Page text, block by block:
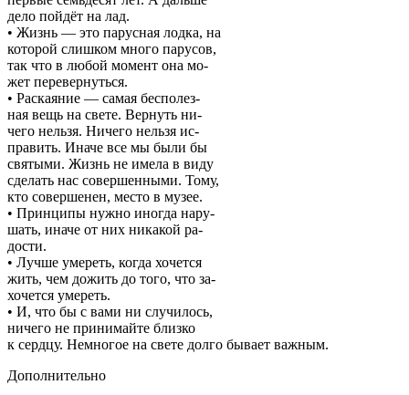
дело пойдёт на лад.
• Жизнь — это парусная лодка, на
которой слишком много парусов,
так что в любой момент она мо-
жет перевернуться.
• Раскаяние — самая бесполез-
ная вещь на свете. Вернуть ни-
чего нельзя. Ничего нельзя ис-
править. Иначе все мы были бы
святыми. Жизнь не имела в виду
сделать нас совершенными. Тому,
кто совершенен, место в музее.
• Принципы нужно иногда нару-
шать, иначе от них никакой ра-
дости.
• Лучше умереть, когда хочется
жить, чем дожить до того, что за-
хочется умереть.
• И, что бы с вами ни случилось,
ничего не принимайте близко
к сердцу. Немногое на свете долго бывает важным.
Дополнительно